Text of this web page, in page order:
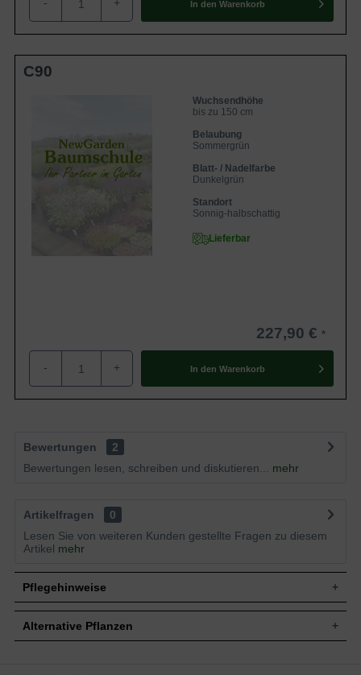
In den Warenkorb
C90
Wuchsendhöhe
bis zu 150 cm
Belaubung
Sommergrün
Blatt- / Nadelfarbe
Dunkelgrün
Standort
Sonnig-halbschattig
Lieferbar
227,90 €
- + In den Warenkorb
Bewertungen
2
Bewertungen lesen, schreiben und diskutieren...
mehr
Artikelfragen
0
Lesen Sie von weiteren Kunden gestellte Fragen zu diesem
Artikel mehr
Pflegehinweise
Pflanz- und Pflegetipps Hydrangea serrata
Alternative Pflanzen